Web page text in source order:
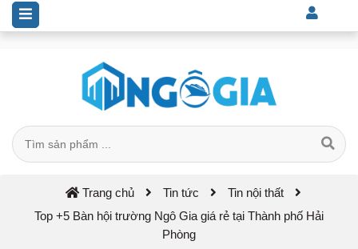
Top +5 Bàn hội trường Ngô Gia giá rẻ tại Thành phố Hải Phòng
Trang chủ Tin tức
Tin nội thất
Top +5 Bàn hội trường Ngô Gia giá rẻ tại Thành phố Hải
Phòng